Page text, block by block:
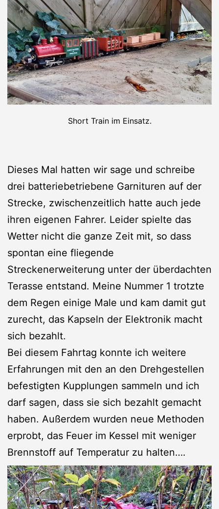
Short Train im Einsatz.
Dieses Mal hatten wir sage und schreibe
drei batteriebetriebene Garnituren auf der
Strecke, zwischenzeitlich hatte auch jede
ihren eigenen Fahrer. Leider spielte das
Wetter nicht die ganze Zeit mit, so dass
spontan eine fliegende
Streckenerweiterung unter der überdachten
Terasse entstand. Meine Nummer 1 trotzte
dem Regen einige Male und kam damit gut
zurecht, das Kapseln der Elektronik macht
sich bezahlt.
Bei diesem Fahrtag konnte ich weitere
Erfahrungen mit den an den Drehgestellen
befestigten Kupplungen sammeln und ich
darf sagen, dass sie sich bezahlt gemacht
haben. Außerdem wurden neue Methoden
erprobt, das Feuer im Kessel mit weniger
Brennstoff auf Temperatur zu halten….